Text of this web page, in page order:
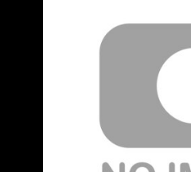
理、不出戲 而且無論
為我在測東西，所以
要靠近BOSS， 第一
打，只是沒想到，測
時建議靠近BOSS會比
測東西而已所以才這
美格擋後都能派生技
是來自 貝塔技能